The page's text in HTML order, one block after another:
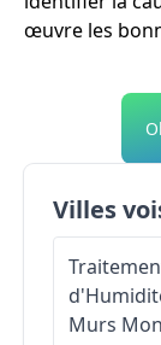
œuvre les
Villes
Murs